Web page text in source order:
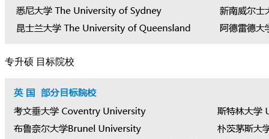
专升硕 目标院校